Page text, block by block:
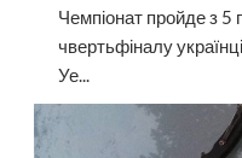
Чемпіонат пройде з 5
чвертьфіналу
Уе...